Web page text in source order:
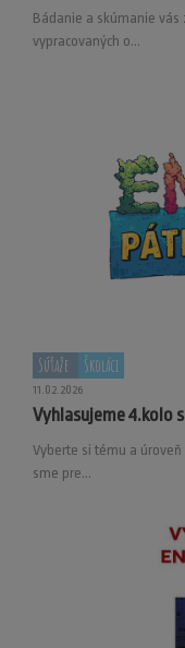
Bádanie a skúmanie
vypracovaných o...
Súťaže Školáci
11.02.2026
Vyhlasujeme 4.kolo
Vyberte si tému a
sme pre...